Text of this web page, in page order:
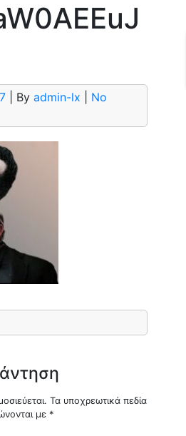
| By admin-lx
No
Τα υποχρεωτικά πεδία
με *